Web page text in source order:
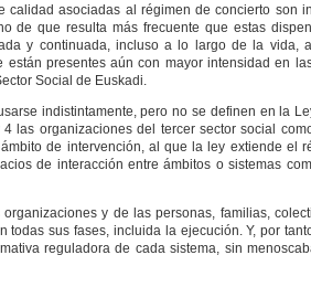
asociadas al régimen de concierto son
de que resulta más frecuente que estas
y continuada, incluso a lo largo de la vida,
presentes aún con mayor intensidad en
Social de Euskadi.
indistintamente, pero no se definen en la
las organizaciones del tercer sector social
de intervención, al que la ley extiende el
de interacción entre ámbitos o sistemas
y de las personas, familias,
sus fases, incluida la ejecución. Y, por
reguladora de cada sistema, sin